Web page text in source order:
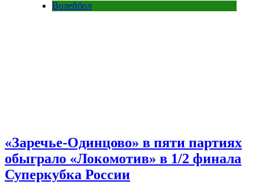
Волейбол
«Заречье-Одинцово» в пяти партиях
обыграло «Локомотив» в 1/2 финала
Суперкубка России